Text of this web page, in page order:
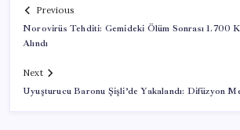
Previous
Norovirüs Tehditi: Gemideki Ölüm Sonrası 1.700
Alındı
Next
Uyuşturucu Baronu Şişli’de Yakalandı: Difüzyon